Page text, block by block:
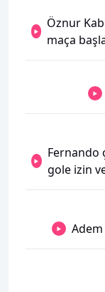
Öznur
maça
Fernando
gole izin